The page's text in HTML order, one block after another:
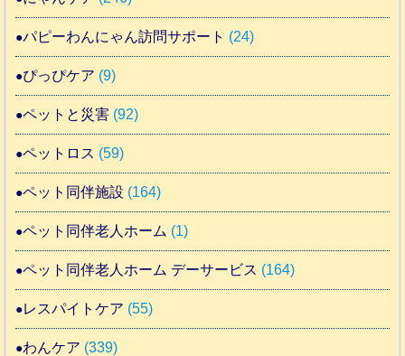
パピーわんにゃん訪問サポート (24)
ぴっぴケア (9)
ペットと災害 (92)
ペットロス (59)
ペット同伴施設 (164)
ペット同伴老人ホーム (1)
ペット同伴老人ホーム デーサービス (164)
レスパイトケア (55)
わんケア (339)